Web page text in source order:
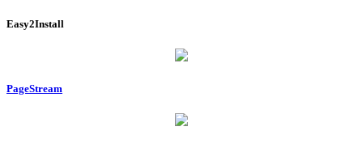
Easy2Install
PageStream